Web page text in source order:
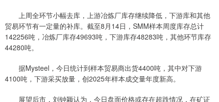
上周全环节小幅去库，上游冶炼厂库存继续降低，下游库和其他
贸易环节有一定量的补库。截至8月14日，SMM样本周度库存总计
142256吨，冶炼厂库存49693吨，下游库存48283吨，其他环节库存
44280吨。
据Mysteel，今日统计到样本贸易商出货4400吨，其中对下游
4100吨，下游采买放量，创2025年样本成交量年度新高。
展望后市，刘钟颖认为，今日盘面价格或存在超跌情况，在矿证